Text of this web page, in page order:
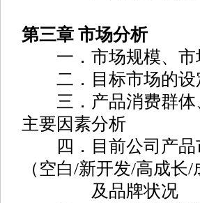
第三章 市场分析
一．市场规模、市
二．目标市场的设
三．产品消费群体
主要因素分析
四．目前公司产品
（空白/新开发/高成长
及品牌状况